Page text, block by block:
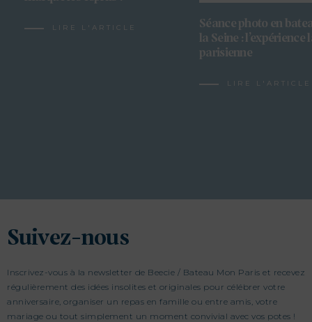
LIRE L'ARTICLE
Séance photo en
la Seine : l’expérience
parisienne
LIRE L'ARTICLE
Suivez-nous
Inscrivez-vous à la newsletter de Beecie / Bateau Mon Paris et recevez
régulièrement des idées insolites et originales pour célébrer votre
anniversaire, organiser un repas en famille ou entre amis, votre
mariage ou tout simplement un moment convivial avec vos potes !